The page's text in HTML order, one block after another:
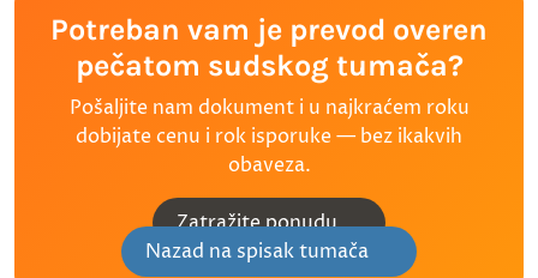
Potreban vam je prevod overen
pečatom sudskog tumača?
Pošaljite nam dokument i u najkraćem roku
dobijate cenu i rok isporuke — bez ikakvih
obaveza.
Zatražite ponudu
Nazad na spisak tumača